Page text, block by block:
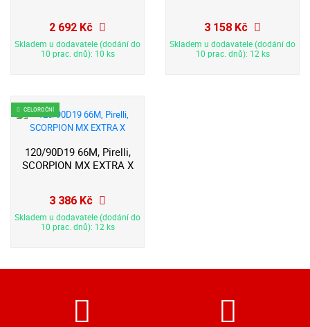
2 692 Kč
Skladem u dodavatele (dodání do
10 prac. dnů): 10 ks
3 158 Kč
Skladem u dodavatele (dodání do
10 prac. dnů): 12 ks
CELOROČNÍ
120/90D19 66M, Pirelli,
SCORPION MX EXTRA X
3 386 Kč
Skladem u dodavatele (dodání do
10 prac. dnů): 12 ks